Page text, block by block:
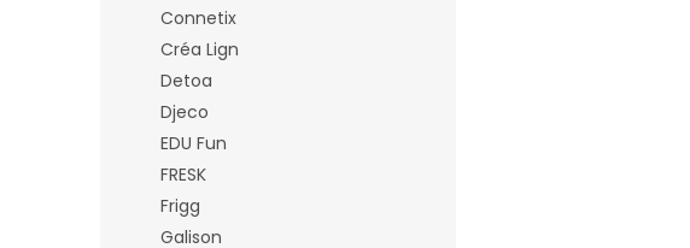
Connetix
Créa Lign
Detoa
Djeco
EDU Fun
FRESK
Frigg
Galison